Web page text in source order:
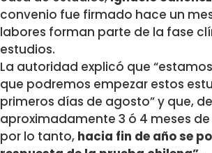
convenio fue firmado hace un
labores forman parte de la fase
estudios.
La autoridad explicó que
que podremos empezar estos
primeros días de agosto” y que,
aproximadamente 3 ó 4 meses
por lo tanto, hacia fin de año se